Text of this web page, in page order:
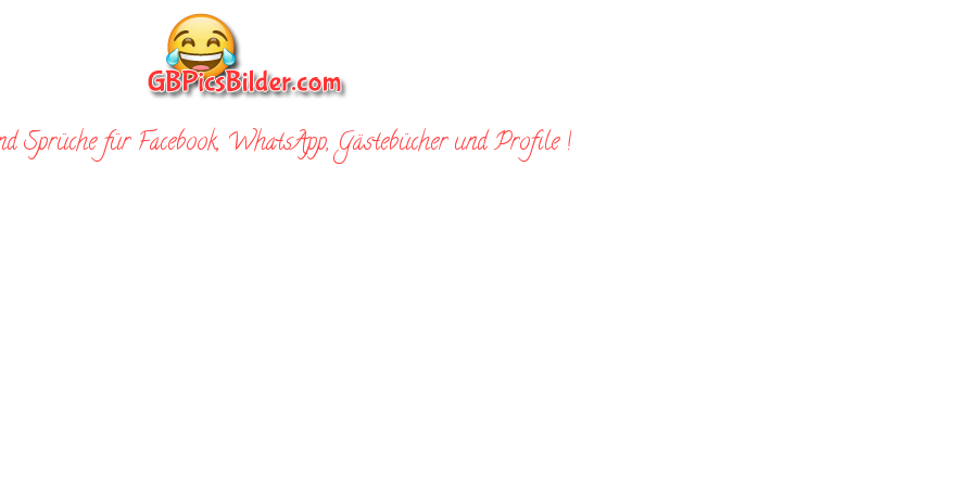
Sprüche für Facebook, WhatsApp, Gästebücher und Profile !